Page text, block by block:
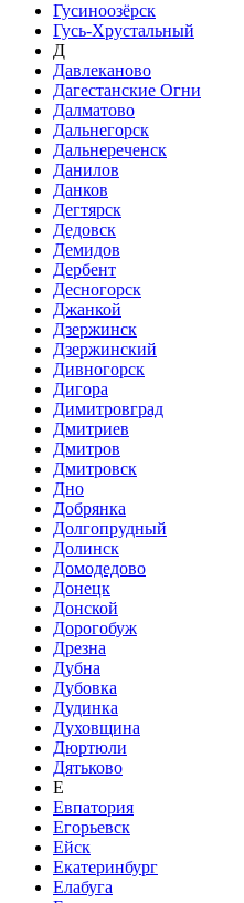
Гусиноозёрск
Гусь-Хрустальный
Д
Давлеканово
Дагестанские Огни
Далматово
Дальнегорск
Дальнереченск
Данилов
Данков
Дегтярск
Дедовск
Демидов
Дербент
Десногорск
Джанкой
Дзержинск
Дзержинский
Дивногорск
Дигора
Димитровград
Дмитриев
Дмитров
Дмитровск
Дно
Добрянка
Долгопрудный
Долинск
Домодедово
Донецк
Донской
Дорогобуж
Дрезна
Дубна
Дубовка
Дудинка
Духовщина
Дюртюли
Дятьково
Е
Евпатория
Егорьевск
Ейск
Екатеринбург
Елабуга